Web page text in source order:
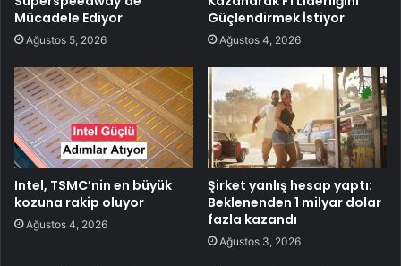
Mücadele Ediyor
Ağustos 5, 2026
Güçlendirmek İstiyor
Ağustos 4, 2026
Intel, TSMC’nin en büyük
kozuna rakip oluyor
Ağustos 4, 2026
Şirket yanlış hesap yaptı:
Beklenenden 1 milyar dolar
fazla kazandı
Ağustos 3, 2026